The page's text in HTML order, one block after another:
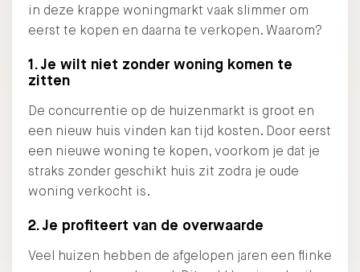
in deze krappe woningmarkt vaak slimmer om
eerst te kopen en daarna te verkopen. Waarom?
1. Je wilt niet zonder woning komen te
zitten
De concurrentie op de huizenmarkt is groot en
een nieuw huis vinden kan tijd kosten. Door eerst
een nieuwe woning te kopen, voorkom je dat je
straks zonder geschikt huis zit zodra je oude
woning verkocht is.
2. Je profiteert van de overwaarde
Veel huizen hebben de afgelopen jaren een flinke